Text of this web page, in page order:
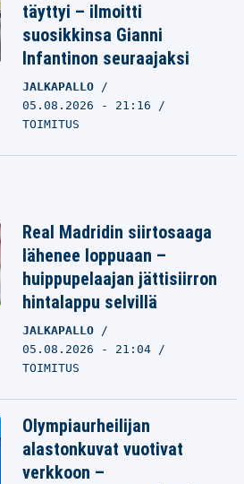
täyttyi – ilmoitti
suosikkinsa Gianni
Infantinon seuraajaksi
JALKAPALLO
05.08.2026 - 21:16
TOIMITUS
Real Madridin siirtosaaga
lähenee loppuaan –
huippupelaajan jättisiirron
hintalappu selvillä
JALKAPALLO
05.08.2026 - 21:04
TOIMITUS
Olympiaurheilijan
alastonkuvat vuotivat
verkkoon –